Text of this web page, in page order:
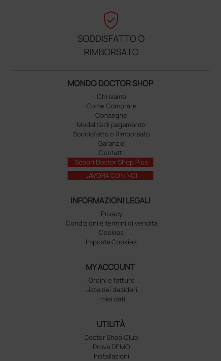
verified_user
SODDISFATTO O
RIMBORSATO
MONDO DOCTOR SHOP
Chi siamo
Come Comprare
Consegne
Modalità di pagamento
Soddisfatto o Rimborsato
Garanzie
Contatti
Scopri Doctor Shop Plus
LAVORA CON NOI
INFORMAZIONI LEGALI
Privacy
Condizioni e termini di vendita
Cookies
Imposta Cookies
MY ACCOUNT
Ordini e fatture
Liste dei desideri
I miei dati
UTILITÀ
Doctor Shop Club
Prova DEMO
Installazioni